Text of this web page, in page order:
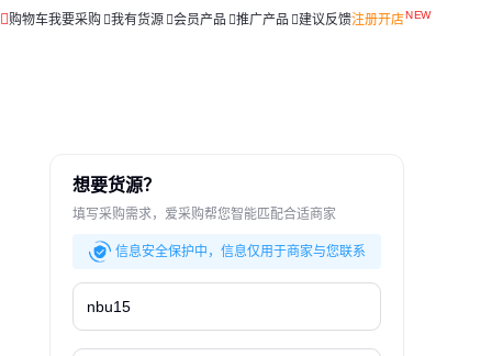
购物车我要采购 我有货源 会员产品 推广产品 建议反馈注册开店
想要货源？
填写采购需求，爱采购帮您智能匹配合适商家
信息安全保护中，信息仅用于商家与您联系